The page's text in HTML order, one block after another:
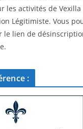
les activités de Vexilla
Légitimiste. Vous
le lien de
: